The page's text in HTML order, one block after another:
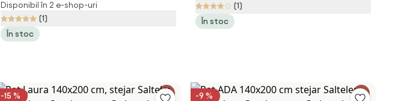
Fara somiera
Disponibil în 2 e-shop-uri
(1)
În stoc
Cu lamele drepte
(1)
În stoc
-15 % -9 %